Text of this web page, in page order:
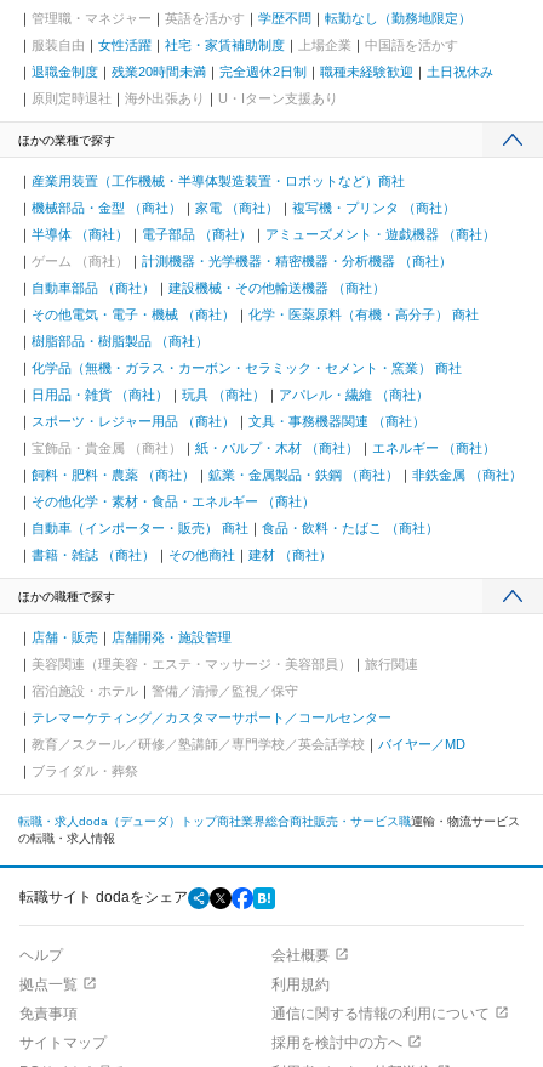
管理職・マネジャー
英語を活かす 学歴不問
転勤なし（勤務地限定）
服装自由
女性活躍 社宅・家賃補助制度 上場企業
中国語を活かす
退職金制度
残業20時間未満 完全週休2日制 職種未経験歓迎
土日祝休み
原則定時退社
海外出張あり U・Iターン支援あり
ほかの業種で探す
産業用装置（工作機械・半導体製造装置・ロボットなど）商社
機械部品・金型 （商社）
家電 （商社）
複写機・プリンタ （商社）
半導体 （商社）
電子部品 （商社）
アミューズメント・遊戯機器 （商社）
ゲーム （商社）
計測機器・光学機器・精密機器・分析機器 （商社）
自動車部品 （商社）
建設機械・その他輸送機器 （商社）
その他電気・電子・機械 （商社）
化学・医薬原料（有機・高分子） 商社
樹脂部品・樹脂製品 （商社）
化学品（無機・ガラス・カーボン・セラミック・セメント・窯業） 商社
日用品・雑貨 （商社）
玩具 （商社）
アパレル・繊維 （商社）
スポーツ・レジャー用品 （商社）
文具・事務機器関連 （商社）
宝飾品・貴金属 （商社）
紙・パルプ・木材 （商社）
エネルギー （商社）
飼料・肥料・農薬 （商社）
鉱業・金属製品・鉄鋼 （商社）
非鉄金属 （商社）
その他化学・素材・食品・エネルギー （商社）
自動車（インポーター・販売） 商社
食品・飲料・たばこ （商社）
書籍・雑誌 （商社）
その他商社 建材 （商社）
ほかの職種で探す
店舗・販売
店舗開発・施設管理
美容関連（理美容・エステ・マッサージ・美容部員）
旅行関連
宿泊施設・ホテル
警備／清掃／監視／保守
テレマーケティング／カスタマーサポート／コールセンター
教育／スクール／研修／塾講師／専門学校／英会話学校
バイヤー／MD
ブライダル・葬祭
転職・求人doda（デューダ）トップ商社業界総合商社販売・サービス職運輸・物流サービス
の転職・求人情報
転職サイト dodaをシェア
ヘルプ
会社概要
拠点一覧
利用規約
免責事項
通信に関する情報の利用について
サイトマップ
採用を検討中の方へ